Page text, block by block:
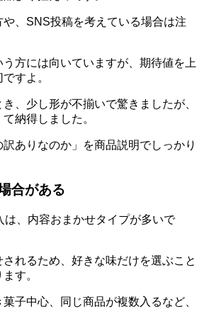
、SNS投稿を考えている場合は注
方には向いていますが、期待値を上
すよ。
、少し形が不揃いで驚きましたが、
納得しました。
ありなのか」を商品説明でしっかり
合がある
は、内容おまかせタイプが多いで
れるため、好きな味だけを選ぶこと
す。
子中心、同じ商品が複数入るなど、